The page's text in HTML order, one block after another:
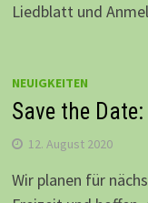
Liedblatt und
NEUIGKEITEN
Save the
12. August 2020
Wir planen für